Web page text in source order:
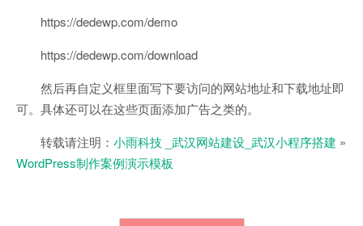
https://dedewp.com/demo
https://dedewp.com/download
然后再自定义框里面写下要访问的网站地址和下载地址即
可。具体还可以在这些页面添加广告之类的。
转载请注明： 小雨科技 _武汉网站建设_武汉小程序搭建 »
WordPress制作案例演示模板